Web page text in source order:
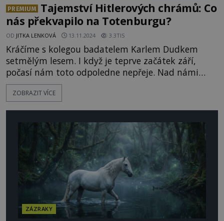
PREMIUM
Tajemství Hitlerových chrámů: Co
nás překvapilo na Totenburgu?
OD JITKA LENKOVÁ 13.11.2024 3.3TIS
Kráčíme s kolegou badatelem Karlem Dudkem
setmělým lesem. I když je teprve začátek září,
počasí nám toto odpoledne nepřeje. Nad námi
obloha zatažená olověným příkrovem, mírně, ale
vytrvale prší, sychravo, nevlídno. Pod nohama
hymny NSDAP Horst Wessel Lied anebo Wagnerova
Siegfriedova pohřbu. K výpra
ZOBRAZIT VÍCE
ZÁZRAKY